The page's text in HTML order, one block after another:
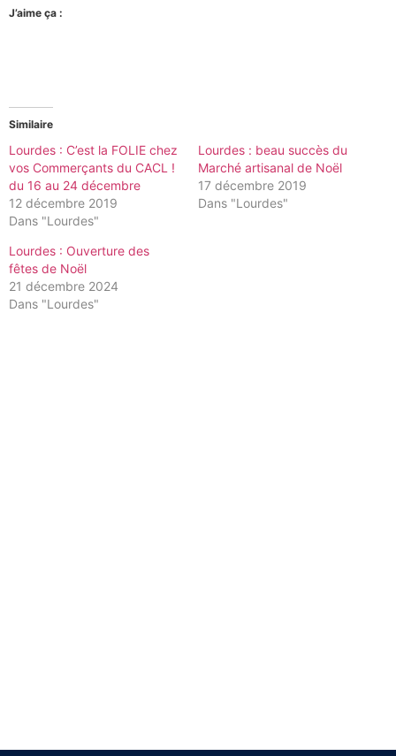
J’aime ça :
Similaire
Lourdes : C’est la FOLIE chez
vos Commerçants du CACL !
du 16 au 24 décembre
12 décembre 2019
Dans "Lourdes"
Lourdes : beau succès du
Marché artisanal de Noël
17 décembre 2019
Dans "Lourdes"
Lourdes : Ouverture des
fêtes de Noël
21 décembre 2024
Dans "Lourdes"